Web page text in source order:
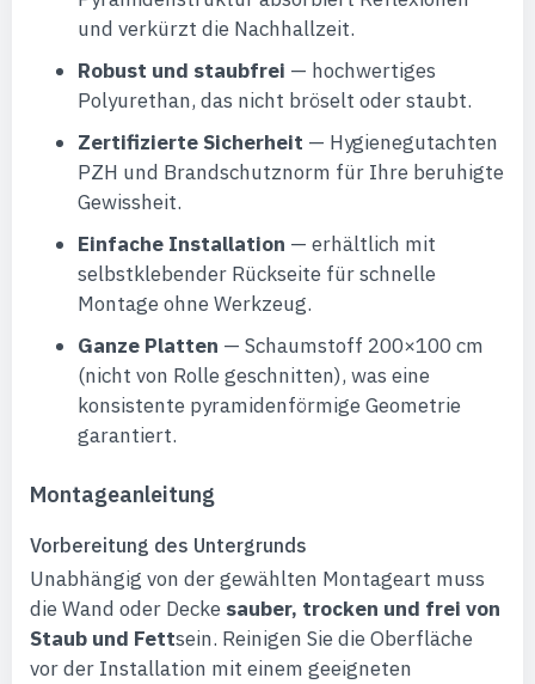
und verkürzt die Nachhallzeit.
Robust und staubfrei — hochwertiges
Polyurethan, das nicht bröselt oder staubt.
Zertifizierte Sicherheit — Hygienegutachten
PZH und Brandschutznorm für Ihre beruhigte
Gewissheit.
Einfache Installation — erhältlich mit
selbstklebender Rückseite für schnelle
Montage ohne Werkzeug.
Ganze Platten — Schaumstoff 200×100 cm
(nicht von Rolle geschnitten), was eine
konsistente pyramidenförmige Geometrie
garantiert.
Montageanleitung
Vorbereitung des Untergrunds
Unabhängig von der gewählten Montageart muss
die Wand oder Decke sauber, trocken und frei von
Staub und Fettsein. Reinigen Sie die Oberfläche
vor der Installation mit einem geeigneten